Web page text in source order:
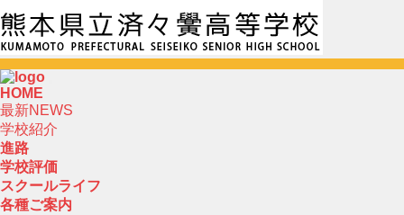
HOME
最新NEWS
学校紹介
進路
学校評価
スクールライフ
各種ご案内